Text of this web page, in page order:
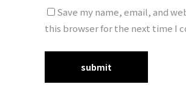
Save my name, email, and
this browser for the next time I